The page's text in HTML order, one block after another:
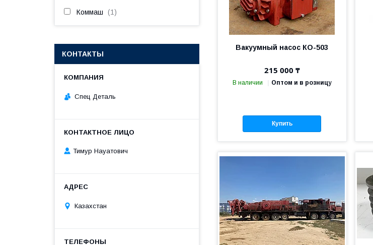
Вакуумный насос КО-503
215 000 ₸
В наличии Оптом и в розницу
Купить
Коммаш 1
КОНТАКТЫ
Спец Деталь
Тимур Науатович
Казахстан